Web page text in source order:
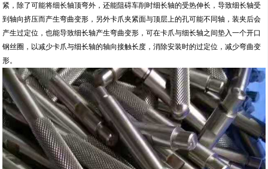
紧，除了可能将细长轴顶弯外，还能阻碍车削时细长轴的受热伸长，导致细长轴受
到轴向挤压而产生弯曲变形，另外卡爪夹紧面与顶层上的孔可能不同轴，装夹后会
产生过定位，也能导致细长轴产生弯曲变形，可在卡爪与细长轴之间垫入一个开口
钢丝圈，以减少卡爪与细长轴的轴向接触长度，消除安装时的过定位，减少弯曲变
形。